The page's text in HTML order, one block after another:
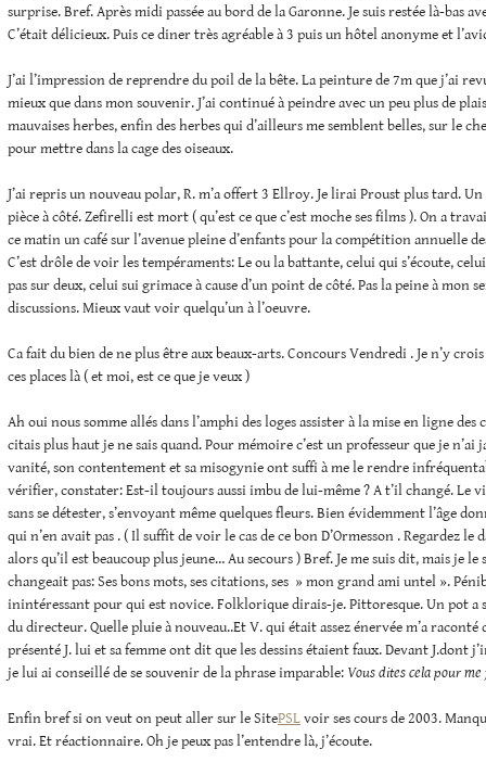
surprise. Bref. Après midi passée au bord de la Garonne. Je suis restée là-bas
C’était délicieux. Puis ce diner très agréable à 3 puis un hôtel anonyme et
J’ai l’impression de reprendre du poil de la bête. La peinture de 7m que j’ai
mieux que dans mon souvenir. J’ai continué à peindre avec un peu plus de
mauvaises herbes, enfin des herbes qui d’ailleurs me semblent belles, sur le
pour mettre dans la cage des oiseaux.
J’ai repris un nouveau polar, R. m’a offert 3 Ellroy. Je lirai Proust plus tard.
pièce à côté. Zefirelli est mort ( qu’est ce que c’est moche ses films ). On a
ce matin un café sur l’avenue pleine d’enfants pour la compétition annuelle
C’est drôle de voir les tempéraments: Le ou la battante, celui qui s’écoute,
pas sur deux, celui sui grimace à cause d’un point de côté. Pas la peine à mon
discussions. Mieux vaut voir quelqu’un à l’oeuvre.
Ca fait du bien de ne plus être aux beaux-arts. Concours Vendredi . Je n’y
ces places là ( et moi, est ce que je veux )
Ah oui nous somme allés dans l’amphi des loges assister à la mise en ligne des
citais plus haut je ne sais quand. Pour mémoire c’est un professeur que je n’ai
vanité, son contentement et sa misogynie ont suffi à me le rendre
vérifier, constater: Est-il toujours aussi imbu de lui-même ? A t’il changé. Le
sans se détester, s’envoyant même quelques fleurs. Bien évidemment l’âge
qui n’en avait pas . ( Il suffit de voir le cas de ce bon D’Ormesson . Regardez le
alors qu’il est beaucoup plus jeune… Au secours ) Bref. Je me suis dit, mais je le
changeait pas: Ses bons mots, ses citations, ses » mon grand ami untel ».
inintéressant pour qui est novice. Folklorique dirais-je. Pittoresque. Un pot a
du directeur. Quelle pluie à nouveau..Et V. qui était assez énervée m’a raconté
présenté J. lui et sa femme ont dit que les dessins étaient faux. Devant J.dont
je lui ai conseillé de se souvenir de la phrase imparable: Vous dites cela pour
Enfin bref si on veut on peut aller sur le SitePSLvoir ses cours de 2003.
vrai. Et réactionnaire. Oh je peux pas l’entendre là, j’écoute.